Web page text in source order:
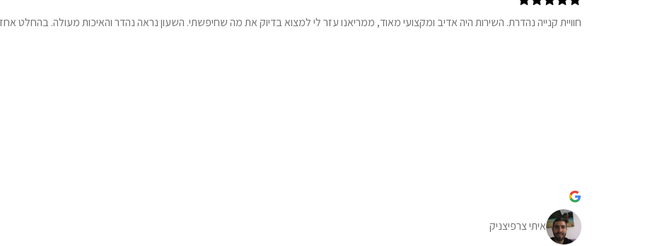
חוויית קנייה נהדרת. השירות היה אדיב ומקצועי מאוד, ממריאנו עזר לי למצוא בדיוק את מה שחיפשתי. השעון נראה נהדר והאיכות מעולה. בהחלט
איתי צרפיצניק